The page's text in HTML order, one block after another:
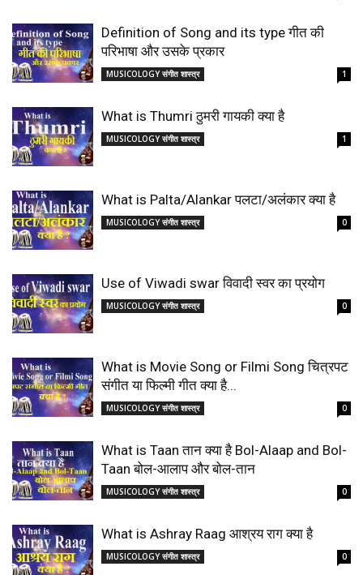
Definition of Song and its type गीत की
परिभाषा और उसके प्रकार
MUSICOLOGY संगीत शास्त्र 1
What is Thumri ठुमरी गायकी क्या है
MUSICOLOGY संगीत शास्त्र 1
What is Palta/Alankar पलटा/अलंकार क्या है
MUSICOLOGY संगीत शास्त्र 0
Use of Viwadi swar विवादी स्वर का प्रयोग
MUSICOLOGY संगीत शास्त्र 0
What is Movie Song or Filmi Song चित्रपट
संगीत या फिल्मी गीत क्या है...
MUSICOLOGY संगीत शास्त्र 0
What is Taan तान क्या है Bol-Alaap and Bol-
Taan बोल-आलाप और बोल-तान
MUSICOLOGY संगीत शास्त्र 0
What is Ashray Raag आश्रय राग क्या है
MUSICOLOGY संगीत शास्त्र 0